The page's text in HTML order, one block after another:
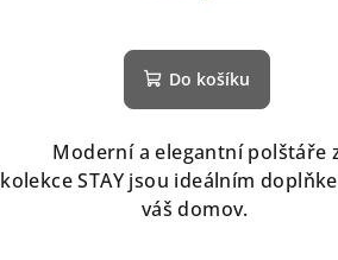
Do košíku
Moderní a elegantní polštáře
kolekce STAY jsou ideálním
váš domov.